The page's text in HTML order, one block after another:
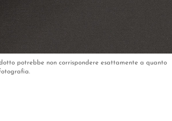
potrebbe non corrispondere esattamente a quanto